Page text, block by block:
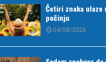
Četiri znaka
počinju
04/08/2026